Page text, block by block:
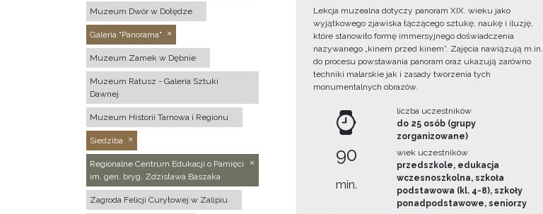
Muzeum Dwór w Dołędze
Galeria "Panorama"
Muzeum Zamek w Dębnie
Muzeum Ratusz - Galeria Sztuki
Dawnej
Muzeum Historii Tarnowa i Regionu
Siedziba
Regionalne Centrum Edukacji o Pamięci
im. gen. bryg. Zdzisława Baszaka
Zagroda Felicji Curyłowej w Zalipiu
Lekcja muzealna dotyczy panoram XIX. wieku jako
wyjątkowego zjawiska łączącego sztukę, naukę i iluzję,
które stanowiło formę immersyjnego doświadczenia
nazywanego „kinem przed kinem”. Zajęcia nawiązują m.in.
do procesu powstawania panoram oraz ukazują zarówno
techniki malarskie jak i zasady tworzenia tych
monumentalnych obrazów.
90
min.
liczba uczestników
do 25 osób (grupy
zorganizowane)
wiek uczestników
przedszkole, edukacja
wczesnoszkolna, szkoła
podstawowa (kl. 4-8), szkoły
ponadpodstawowe, seniorzy